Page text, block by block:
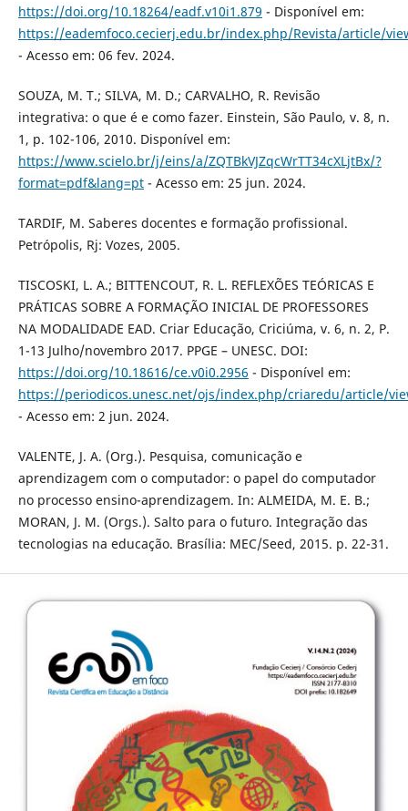
https://doi.org/10.18264/eadf.v10i1.879 - Disponível em:
https://eademfoco.cecierj.edu.br/index.php/Revista/article/
- Acesso em: 06 fev. 2024.
SOUZA, M. T.; SILVA, M. D.; CARVALHO, R. Revisão
integrativa: o que é e como fazer. Einstein, São Paulo, v. 8, n.
1, p. 102-106, 2010. Disponível em:
https://www.scielo.br/j/eins/a/ZQTBkVJZqcWrTT34cXLjtBx/?
format=pdf&lang=pt- Acesso em: 25 jun. 2024.
TARDIF, M. Saberes docentes e formação profissional.
Petrópolis, Rj: Vozes, 2005.
TISCOSKI, L. A.; BITTENCOUT, R. L. REFLEXÕES TEÓRICAS E
PRÁTICAS SOBRE A FORMAÇÃO INICIAL DE PROFESSORES
NA MODALIDADE EAD. Criar Educação, Criciúma, v. 6, n. 2, P.
1-13 Julho/novembro 2017. PPGE – UNESC. DOI:
https://doi.org/10.18616/ce.v0i0.2956 - Disponível em:
https://periodicos.unesc.net/ojs/index.php/criaredu/article/
- Acesso em: 2 jun. 2024.
VALENTE, J. A. (Org.). Pesquisa, comunicação e
aprendizagem com o computador: o papel do computador
no processo ensino-aprendizagem. In: ALMEIDA, M. E. B.;
MORAN, J. M. (Orgs.). Salto para o futuro. Integração das
tecnologias na educação. Brasília: MEC/Seed, 2015. p. 22-31.